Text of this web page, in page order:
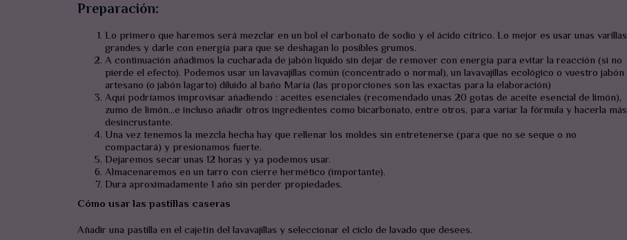
Preparación:
Lo primero que haremos será mezclar en un bol el carbonato de sodio y el ácido cítrico. Lo mejor es usar unas varillas
grandes y darle con energía para que se deshagan lo posibles grumos.
A continuación añadimos la cucharada de jabón líquido sin dejar de remover con energía para evitar la reacción (si no
pierde el efecto). Podemos usar un lavavajillas común (concentrado o normal), un lavavajillas ecológico o vuestro jabón
artesano (o jabón lagarto) diluido al baño María (las proporciones son las exactas para la elaboración)
Aquí podríamos improvisar añadiendo : aceites esenciales (recomendado unas 20 gotas de aceite esencial de limón),
zumo de limón…e incluso añadir otros ingredientes como bicarbonato, entre otros, para variar la fórmula y hacerla más
desincrustante.
Una vez tenemos la mezcla hecha hay que rellenar los moldes sin entretenerse (para que no se seque o no
compactará) y presionamos fuerte.
Dejaremos secar unas 12 horas y ya podemos usar.
Almacenaremos en un tarro con cierre hermético (importante).
Dura aproximadamente 1 año sin perder propiedades.
Cómo usar las pastillas caseras
Añadir una pastilla en el cajetín del lavavajillas y seleccionar el ciclo de lavado que desees.